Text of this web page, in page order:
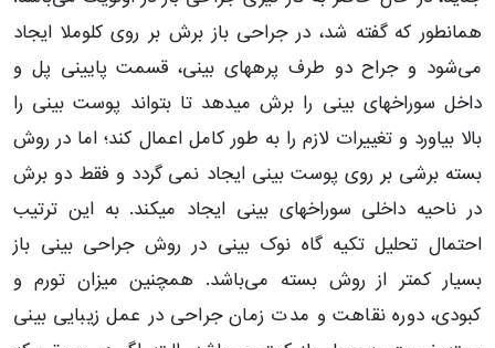
همانطور که گفته شد، در جراحی باز برش بر روی کلوملا ایجاد
می‌شود و جراح دو طرف پره‎های بینی، قسمت پایینی پل و
داخل سوراخ‎های بینی را برش می‎دهد تا بتواند پوست بینی را
بالا بیاورد و تغییرات لازم را به طور کامل اعمال کند؛ اما در روش
بسته برشی بر روی پوست بینی ایجاد نمی گردد و فقط دو برش
در ناحیه داخلی سوراخ‎های بینی ایجاد می‎کند. به این ترتیب
احتمال تحلیل تکیه گاه نوک بینی در روش جراحی بینی باز
بسیار کمتر از روش بسته می‌باشد. همچنین میزان تورم و
کبودی، دوره نقاهت و مدت زمان جراحی در عمل زیبایی بینی